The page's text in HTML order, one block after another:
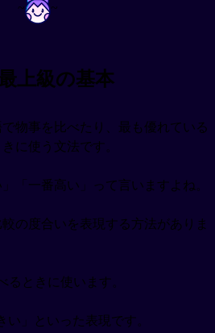
~ ~
上級の基本
物事を比べたり、最も優れている
に使う文法です。
「一番高い」って言いますよね。
の度合いを表現する方法がありま
るときに使います。
」といった表現です。